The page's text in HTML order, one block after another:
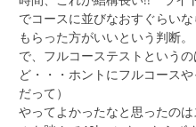
でコースに並びなおすぐらい
もらった方がいいという判断。
で、フルコーステストという
ど・・・ホントにフルコース
だって）
やってよかったなと思ったの